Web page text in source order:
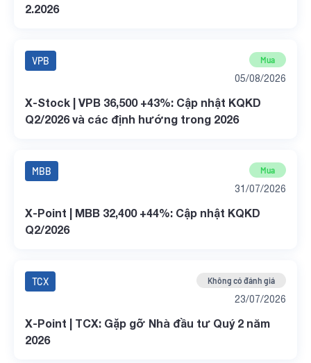
2.2026
VPB Mua
05/08/2026
X-Stock | VPB 36,500 +43%: Cập nhật KQKD
Q2/2026 và các định hướng trong 2026
MBB Mua
31/07/2026
X-Point | MBB 32,400 +44%: Cập nhật KQKD
Q2/2026
TCX Không có đánh giá
23/07/2026
X-Point | TCX: Gặp gỡ Nhà đầu tư Quý 2 năm
2026